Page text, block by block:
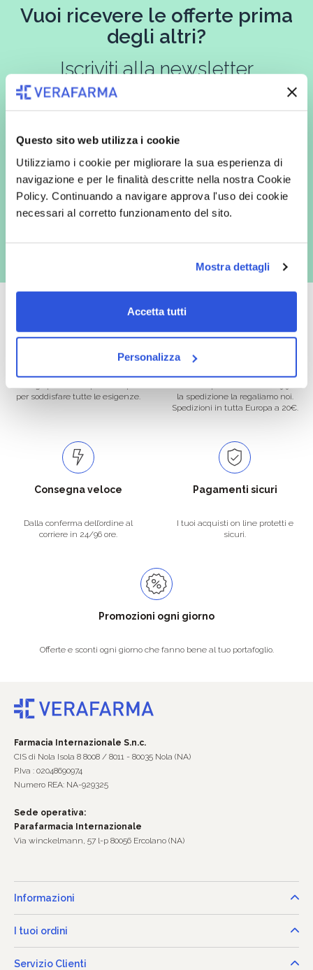
Questo sito web utilizza i cookie
Utilizziamo i cookie per migliorare la sua esperienza di
navigazione e per le finalità descritte nella nostra Cookie
Policy. Continuando a navigare approva l'uso dei cookie
necessari al corretto funzionamento del sito.
Mostra dettagli
Accetta tutti
Personalizza
Vuoi ricevere le offerte prima
degli altri?
Iscriviti alla newsletter
In qualità di interessato, avendo letto l’informativa
espressamente al trattamento dei miei dati personali per finalità
commerciali da parte di Verafarma, tra cui invio di comunicazioni
marketing (con modalità telematiche - quali ad es. newsletter ed e-mail
con inviti e comunicazioni commerciali - e modalità tradizionali, quali ad
es. posta cartacea)
Oltre 50.000 prodotti
per soddisfare tutte le esigenze.
la spedizione la regaliamo noi.
Spedizioni in tutta Europa a 20€.
Consegna veloce
Dalla conferma dell’ordine al
corriere in 24/96 ore.
Pagamenti sicuri
I tuoi acquisti on line protetti e
sicuri.
Promozioni ogni giorno
Offerte e sconti ogni giorno che fanno bene al tuo portafoglio.
Farmacia Internazionale S.n.c.
CIS di Nola Isola 8 8008 / 8011 - 80035 Nola (NA)
P.Iva : 02048690974
Numero REA: NA-929325
Sede operativa:
Parafarmacia Internazionale
Via winckelmann, 57 l-p 80056 Ercolano (NA)
Informazioni
I tuoi ordini
Servizio Clienti